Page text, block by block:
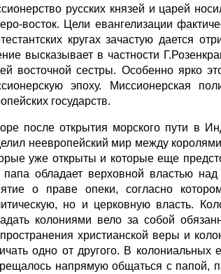
русских князей и царей
восток. Цели евангелизации
кругах зачастую дается
высказывает в частности
восточной сестры. Особенно ярко
эпоху. Миссионерская
государств.
после открытия морского пути в
неевропейский мир между
уже открыты и которые еще
папа обладает верховной властью
о праве опеки, согласно
но и церковную власть.
колониями вело за собой
христианской веры и
одно от другого. В
напрямую общаться с папой,